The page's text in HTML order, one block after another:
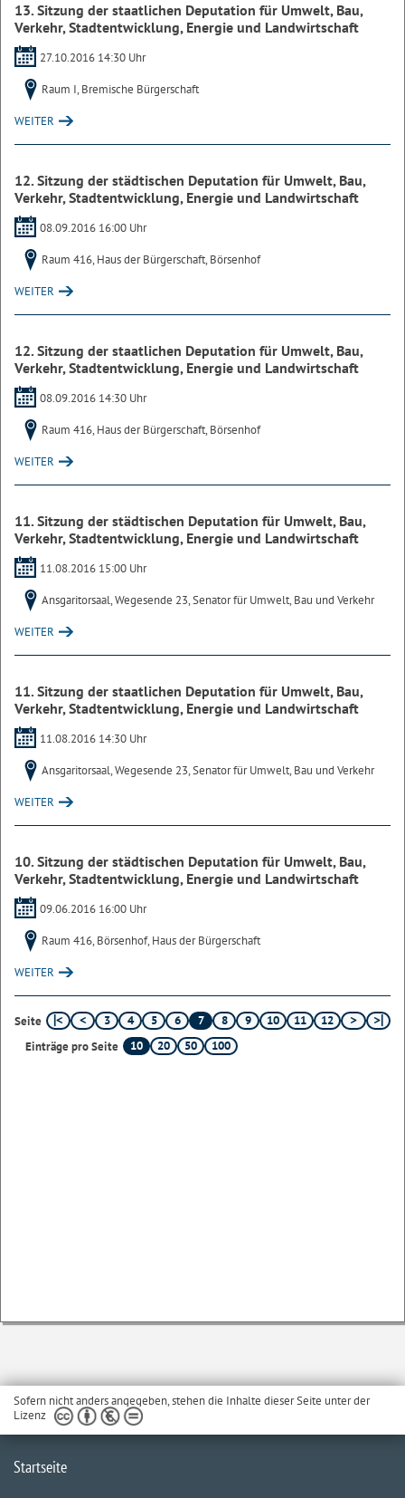
13. Sitzung der staatlichen Deputation für Umwelt, Bau,
Verkehr, Stadtentwicklung, Energie und Landwirtschaft
27.10.2016 14:30 Uhr
Raum I, Bremische Bürgerschaft
WEITER
12. Sitzung der städtischen Deputation für Umwelt, Bau,
Verkehr, Stadtentwicklung, Energie und Landwirtschaft
08.09.2016 16:00 Uhr
Raum 416, Haus der Bürgerschaft, Börsenhof
WEITER
12. Sitzung der staatlichen Deputation für Umwelt, Bau,
Verkehr, Stadtentwicklung, Energie und Landwirtschaft
08.09.2016 14:30 Uhr
Raum 416, Haus der Bürgerschaft, Börsenhof
WEITER
11. Sitzung der städtischen Deputation für Umwelt, Bau,
Verkehr, Stadtentwicklung, Energie und Landwirtschaft
11.08.2016 15:00 Uhr
Ansgaritorsaal, Wegesende 23, Senator für Umwelt, Bau und Verkehr
WEITER
11. Sitzung der staatlichen Deputation für Umwelt, Bau,
Verkehr, Stadtentwicklung, Energie und Landwirtschaft
11.08.2016 14:30 Uhr
Ansgaritorsaal, Wegesende 23, Senator für Umwelt, Bau und Verkehr
WEITER
10. Sitzung der städtischen Deputation für Umwelt, Bau,
Verkehr, Stadtentwicklung, Energie und Landwirtschaft
09.06.2016 16:00 Uhr
Raum 416, Börsenhof, Haus der Bürgerschaft
WEITER
Seite 3 4 5 6 7 8 9 10 11
12
Einträge pro Seite
10 20 50 100
Sofern nicht anders angegeben, stehen die Inhalte dieser Seite unter der
Lizenz
Startseite